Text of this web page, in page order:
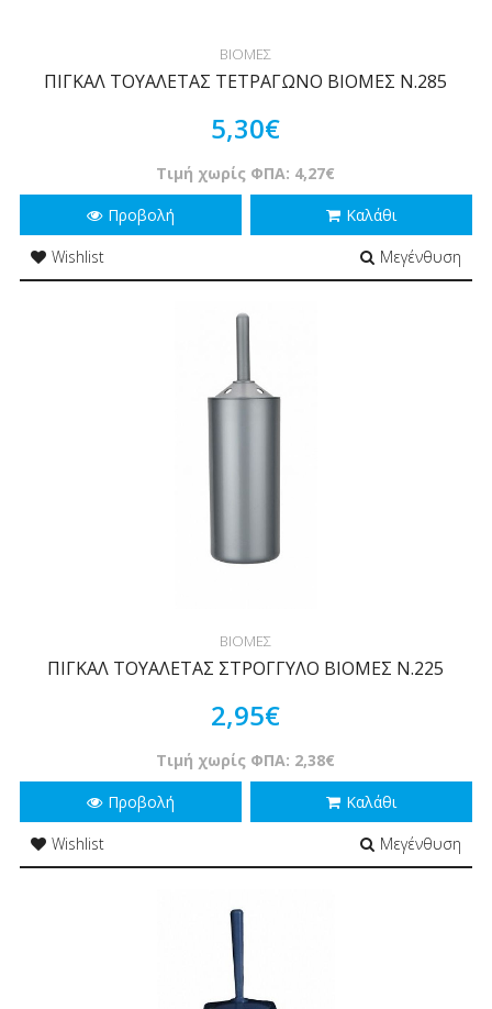
ΒΙΟΜΕΣ
ΠΙΓΚΑΛ ΤΟΥΑΛΕΤΑΣ ΤΕΤΡΑΓΩΝΟ ΒΙΟΜΕΣ Ν.285
5,30€
Τιμή χωρίς ΦΠΑ: 4,27€
Προβολή
Καλάθι
Wishlist
Μεγένθυση
ΒΙΟΜΕΣ
ΠΙΓΚΑΛ ΤΟΥΑΛΕΤΑΣ ΣΤΡΟΓΓΥΛΟ ΒΙΟΜΕΣ Ν.225
2,95€
Τιμή χωρίς ΦΠΑ: 2,38€
Προβολή
Καλάθι
Wishlist
Μεγένθυση